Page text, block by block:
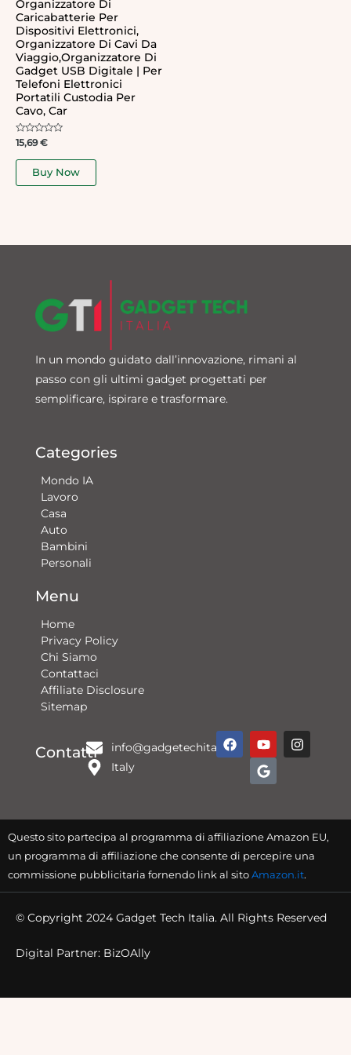
Organizzatore Di
Caricabatterie Per
Dispositivi Elettronici,
Organizzatore Di Cavi Da
Viaggio,Organizzatore Di
Gadget USB Digitale | Per
Telefoni Elettronici
Portatili Custodia Per
Cavo, Car
Rated
out
15,69€
Buy Now
In un mondo guidato dall’innovazione, rimani al
passo con gli ultimi gadget progettati per
semplificare, ispirare e trasformare.
Categories
Mondo IA
Lavoro
Casa
Auto
Bambini
Personali
Menu
Home
Privacy Policy
Chi Siamo
Contattaci​
Affiliate Disclosure
Sitemap
Contatti
info@gadgetechitalia.it
Italy
F
a
o
k
Y
o
u
t
e
I
n
r
m
G
o
o
g
Questo sito partecipa al programma di affiliazione Amazon EU,
un programma di affiliazione che consente di percepire una
commissione pubblicitaria fornendo link al sitoAmazon.it.
© Copyright 2024 Gadget Tech Italia. All Rights Reserved
Digital Partner: BizOAlly